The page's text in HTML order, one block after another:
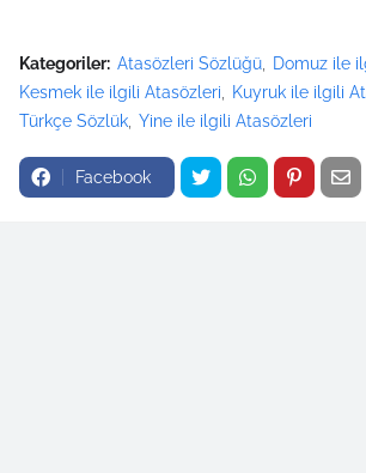
Kategoriler: Atasözleri Sözlüğü
Domuz ile
Kesmek ile ilgili Atasözleri
Kuyruk ile ilgili
Türkçe Sözlük Yine ile ilgili Atasözleri
Facebook